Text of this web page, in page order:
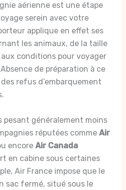
aérienne est une étape
serein avec votre
applique en effet ses
les animaux, de la taille
conditions pour voyager
de préparation à ce
refus d’embarquement
pesant généralement moins
réputées comme Air
encore Air Canada
en cabine sous certaines
Air France impose que le
sac fermé, situé sous le